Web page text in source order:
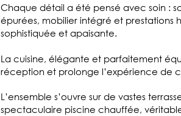
Chaque détail a été pensé avec soin :
épurées, mobilier intégré et
sophistiquée et apaisante.
La cuisine, élégante et parfaitement
réception et prolonge l’expérience de
L’ensemble s’ouvre sur de vastes
spectaculaire piscine chauffée,